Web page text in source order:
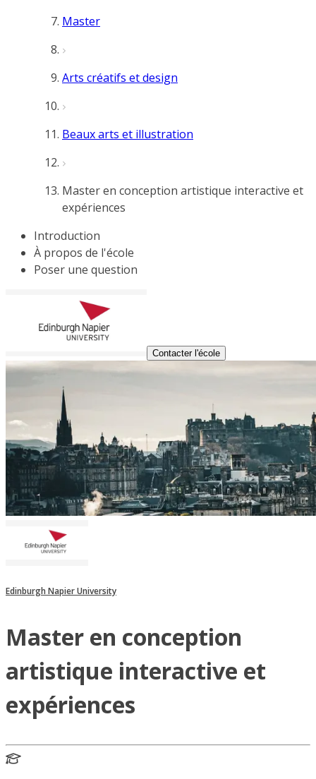
Master
Arts créatifs et design
Beaux arts et illustration
Master en conception artistique interactive et
expériences
Introduction
À propos de l'école
Poser une question
Contacter l'école
Edinburgh Napier University
Master en conception
artistique interactive et
expériences